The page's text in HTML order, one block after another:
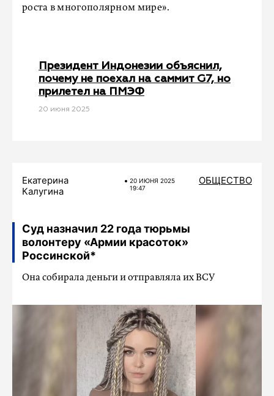
роста в многополярном мире».
Президент Индонезии объяснил,
почему не поехал на саммит G7, но
прилетел на ПМЭФ
20 июня 2025
Екатерина
Калугина
20 ИЮНЯ 2025
19:47
ОБЩЕСТВО
Суд назначил 22 года тюрьмы
волонтеру «Армии красоток»
Россинской*
Она собирала деньги и отправляла их ВСУ